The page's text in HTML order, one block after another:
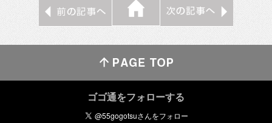
ゴゴ通をフォローする